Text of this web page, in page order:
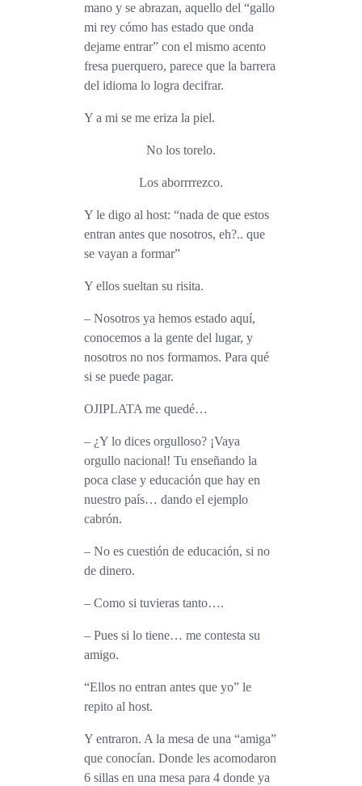
mano y se abrazan, aquello del “gallo
mi rey cómo has estado que onda
dejame entrar” con el mismo acento
fresa puerquero, parece que la barrera
del idioma lo logra decifrar.
Y a mi se me eriza la piel.
No los torelo.
Los aborrrrezco.
Y le digo al host: “nada de que estos
entran antes que nosotros, eh?.. que
se vayan a formar”
Y ellos sueltan su risita.
– Nosotros ya hemos estado aquí,
conocemos a la gente del lugar, y
nosotros no nos formamos. Para qué
si se puede pagar.
OJIPLATA me quedé…
– ¿Y lo dices orgulloso? ¡Vaya
orgullo nacional! Tu enseñando la
poca clase y educación que hay en
nuestro país… dando el ejemplo
cabrón.
– No es cuestión de educación, si no
de dinero.
– Como si tuvieras tanto….
– Pues si lo tiene… me contesta su
amigo.
“Ellos no entran antes que yo” le
repito al host.
Y entraron. A la mesa de una “amiga”
que conocían. Donde les acomodaron
6 sillas en una mesa para 4 donde ya